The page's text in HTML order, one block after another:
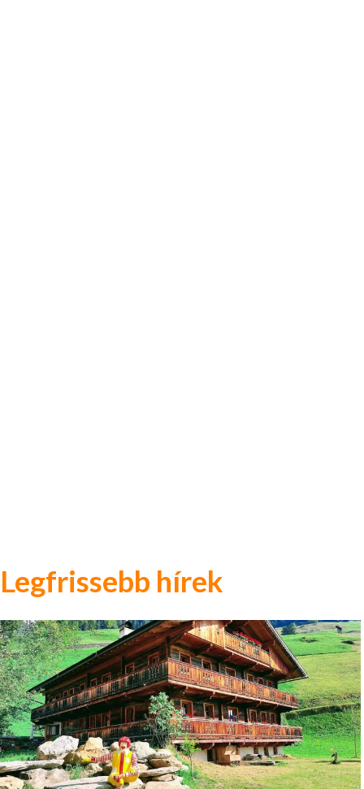
Legfrissebb hírek